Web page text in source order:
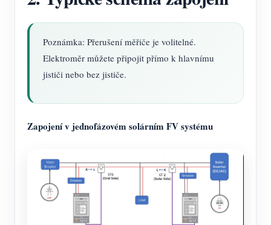
Poznámka: Přerušení měřiče je volitelné.
Elektroměr můžete připojit přímo k hlavnímu
jističi nebo bez jističe.
Zapojení v jednofázovém solárním FV systému